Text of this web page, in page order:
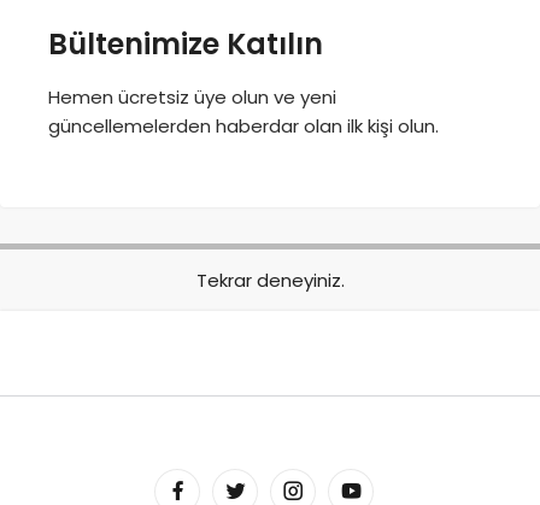
Bültenimize Katılın
Hemen ücretsiz üye olun ve yeni
güncellemelerden haberdar olan ilk kişi olun.
Tekrar deneyiniz.